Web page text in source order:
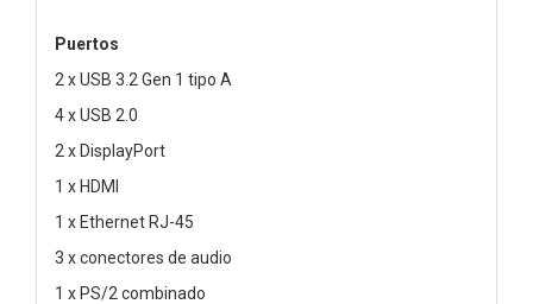
Puertos
2 x USB 3.2 Gen 1 tipo A
4 x USB 2.0
2 x DisplayPort
1 x HDMI
1 x Ethernet RJ-45
3 x conectores de audio
1 x PS/2 combinado